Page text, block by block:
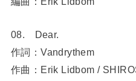
08. Dear.
作詞：Vandrythem
作曲：Erik Lidbom /